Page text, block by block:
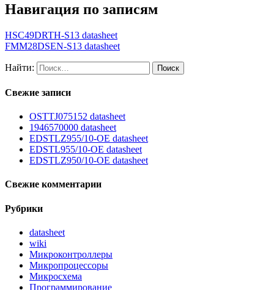
Навигация по записям
HSC49DRTH-S13 datasheet
FMM28DSEN-S13 datasheet
Найти:
Свежие записи
OSTTJ075152 datasheet
1946570000 datasheet
EDSTLZ955/10-OE datasheet
EDSTL955/10-OE datasheet
EDSTLZ950/10-OE datasheet
Свежие комментарии
Рубрики
datasheet
wiki
Микроконтроллеры
Микропроцессоры
Микросхема
Программирование